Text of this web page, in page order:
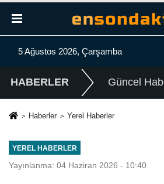
5 Ağustos 2026, Çarşamba
HABERLER Güncel
Haberler Yerel Haberler
YEREL HABERLER
Yayınlanma: 04 Haziran 2026 - 10:40